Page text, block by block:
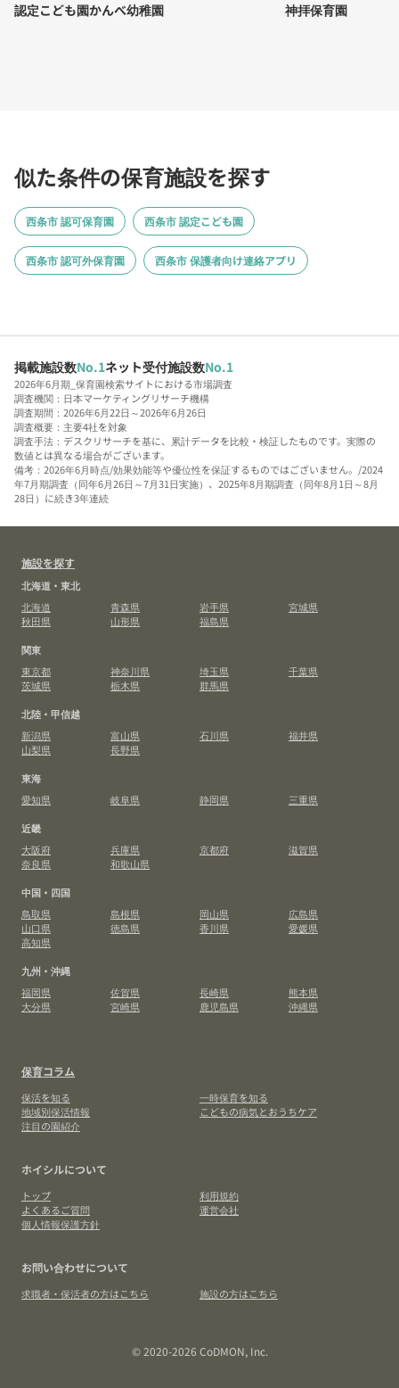
認定こども園かんべ幼稚園 神拝保育園
似た条件の保育施設を探す
西条市 認可保育園 西条市 認定こども園
西条市 認可外保育園 西条市 保護者向け連絡アプリ
掲載施設数No.1ネット受付施設数No.1
2026年6月期_保育園検索サイトにおける市場調査
調査機関：日本マーケティングリサーチ機構
調査期間：2026年6月22日～2026年6月26日
調査概要：主要4社を対象
調査手法：デスクリサーチを基に、累計データを比較・検証したものです。実際の
数値とは異なる場合がございます。
備考：2026年6月時点/効果効能等や優位性を保証するものではございません。/2024
年7月期調査（同年6月26日～7月31日実施）、2025年8月期調査（同年8月1日～8月
28日）に続き3年連続
施設を探す
北海道・東北
北海道
青森県 岩手県
宮城県
秋田県
山形県
福島県
関東
東京都
神奈川県 埼玉県
千葉県
茨城県
栃木県
群馬県
北陸・甲信越
新潟県
富山県 石川県
福井県
山梨県
長野県
東海
愛知県
岐阜県 静岡県
三重県
近畿
大阪府
兵庫県 京都府
滋賀県
奈良県
和歌山県
中国・四国
鳥取県
島根県 岡山県
広島県
山口県
徳島県 香川県
愛媛県
高知県
九州・沖縄
福岡県
佐賀県 長崎県
熊本県
大分県
宮崎県 鹿児島県 沖縄県
保育コラム
保活を知る
一時保育を知る
地域別保活情報
こどもの病気とおうちケア
注目の園紹介
ホイシルについて
トップ
利用規約
よくあるご質問
運営会社
個人情報保護方針
お問い合わせについて
求職者・保活者の方はこちら 施設の方はこちら
© 2020-2026 CoDMON, Inc.